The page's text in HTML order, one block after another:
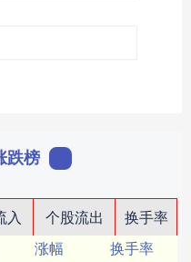
跌榜
入 个股流出
换手率
涨幅
换手率